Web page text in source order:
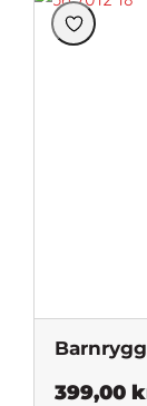
399,00